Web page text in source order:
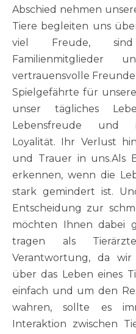
Abschied nehmen
Tiere begleiten uns
viel Freude,
vertrauensvolle
Spielgefährte für
unser tägliches
Lebensfreude und
Loyalität. Ihr Verlust
und Trauer in uns.Als
erkennen, wenn die
stark gemindert ist.
Entscheidung zur
möchten Ihnen dabei
tragen als
Verantwortung, da wir
über das Leben eines
einfach und um den
wahren, sollte es
Interaktion zwischen